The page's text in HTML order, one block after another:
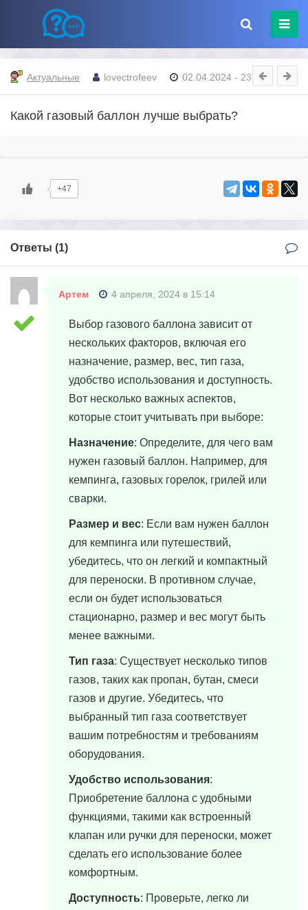
Актуальные lovectrofeev 02.04.2024 - 23:33
Какой газовый баллон лучше выбрать?
+47
Ответы (1)
Артем 4 апреля, 2024 в 15:14
Выбор газового баллона зависит от
нескольких факторов, включая его
назначение, размер, вес, тип газа,
удобство использования и доступность.
Вот несколько важных аспектов,
которые стоит учитывать при выборе:
Назначение: Определите, для чего вам
нужен газовый баллон. Например, для
кемпинга, газовых горелок, грилей или
сварки.
Размер и вес: Если вам нужен баллон
для кемпинга или путешествий,
убедитесь, что он легкий и компактный
для переноски. В противном случае,
если он будет использоваться
стационарно, размер и вес могут быть
менее важными.
Тип газа: Существует несколько типов
газов, таких как пропан, бутан, смеси
газов и другие. Убедитесь, что
выбранный тип газа соответствует
вашим потребностям и требованиям
оборудования.
Удобство использования:
Приобретение баллона с удобными
функциями, такими как встроенный
клапан или ручки для переноски, может
сделать его использование более
комфортным.
Доступность: Проверьте, легко ли